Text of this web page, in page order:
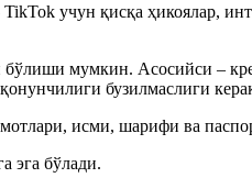
учун қисқа ҳикоялар,
мумкин. Асосийси –
бузилмаслиги
исми, шарифи ва
эга бўлади.